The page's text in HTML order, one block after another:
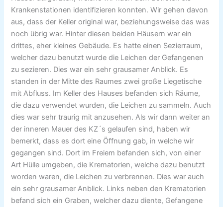
Krankenstationen identifizieren konnten. Wir gehen davon
aus, dass der Keller original war, beziehungsweise das was
noch übrig war. Hinter diesen beiden Häusern war ein
drittes, eher kleines Gebäude. Es hatte einen Sezierraum,
welcher dazu benutzt wurde die Leichen der Gefangenen
zu sezieren. Dies war ein sehr grausamer Anblick. Es
standen in der Mitte des Raumes zwei große Liegetische
mit Abfluss. Im Keller des Hauses befanden sich Räume,
die dazu verwendet wurden, die Leichen zu sammeln. Auch
dies war sehr traurig mit anzusehen. Als wir dann weiter an
der inneren Mauer des KZ´s gelaufen sind, haben wir
bemerkt, dass es dort eine Öffnung gab, in welche wir
gegangen sind. Dort im Freiem befanden sich, von einer
Art Hülle umgeben, die Krematorien, welche dazu benutzt
worden waren, die Leichen zu verbrennen. Dies war auch
ein sehr grausamer Anblick. Links neben den Krematorien
befand sich ein Graben, welcher dazu diente, Gefangene